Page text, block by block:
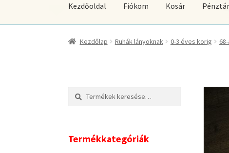
Kezdőoldal Fiókom Kosár Pénztár
Kezdőlap Ruhák lányoknak 0-3 éves korig
Keresés
Keresés
Termékkategóriák